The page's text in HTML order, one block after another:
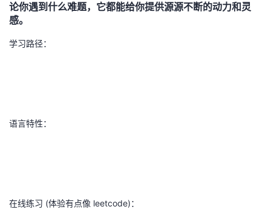
验
收
持
建
议
论你遇到什么难题，它都能给你提供源源不断的动力和灵
感。
学习路径：
语言特性：
在线练习 (体验有点像 leetcode)：